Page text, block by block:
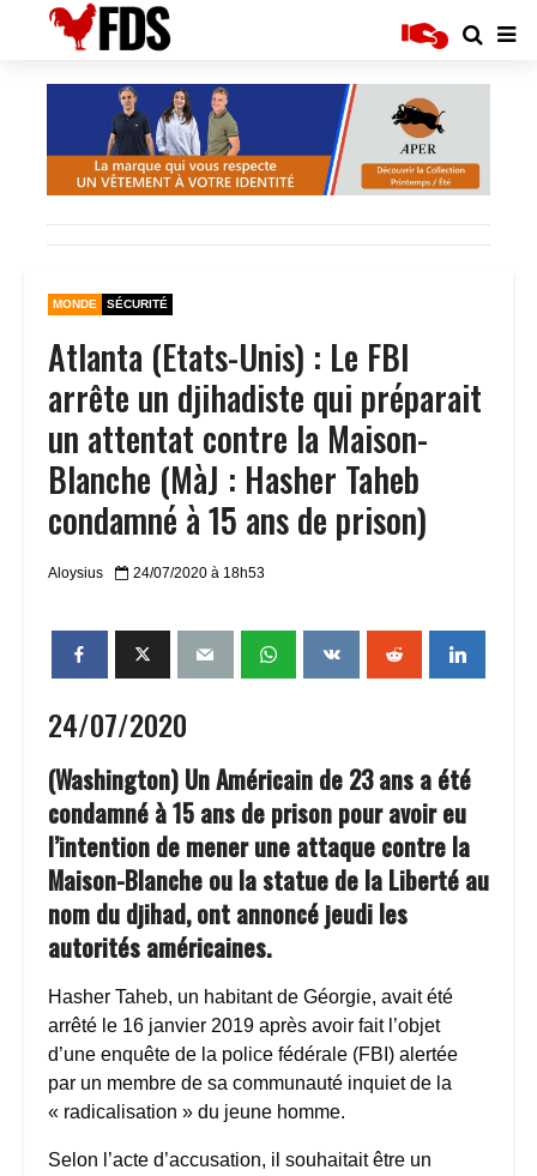
MONDE SÉCURITÉ
Atlanta (Etats-Unis) : Le FBI
arrête un djihadiste qui préparait
un attentat contre la Maison-
Blanche (MàJ : Hasher Taheb
condamné à 15 ans de prison)
Aloysius 24/07/2020 à 18h53
24/07/2020
(Washington) Un Américain de 23 ans a été
condamné à 15 ans de prison pour avoir eu
l’intention de mener une attaque contre la
Maison-Blanche ou la statue de la Liberté au
nom du djihad, ont annoncé jeudi les
autorités américaines.
Hasher Taheb, un habitant de Géorgie, avait été
arrêté le 16 janvier 2019 après avoir fait l’objet
d’une enquête de la police fédérale (FBI) alertée
par un membre de sa communauté inquiet de la
« radicalisation » du jeune homme.
Selon l’acte d’accusation, il souhaitait être un